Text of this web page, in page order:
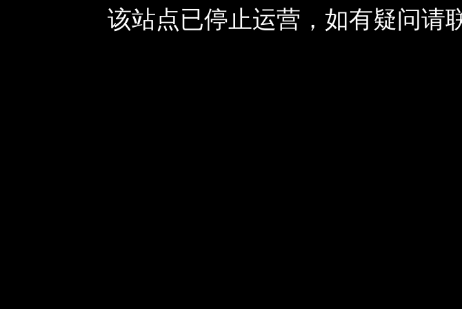
该站点已停止运营，如有疑问请